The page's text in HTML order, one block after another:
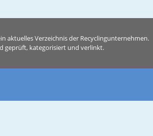
aktuelles Verzeichnis der Recyclingunternehmen.
geprüft, kategorisiert und verlinkt.